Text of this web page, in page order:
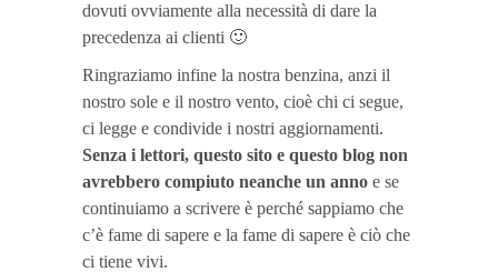
dovuti ovviamente alla necessità di dare la
precedenza ai clienti 🙂
Ringraziamo infine la nostra benzina, anzi il
nostro sole e il nostro vento, cioè chi ci segue,
ci legge e condivide i nostri aggiornamenti.
Senza i lettori, questo sito e questo blog non
avrebbero compiuto neanche un anno e se
continuiamo a scrivere è perché sappiamo che
c’è fame di sapere e la fame di sapere è ciò che
ci tiene vivi.